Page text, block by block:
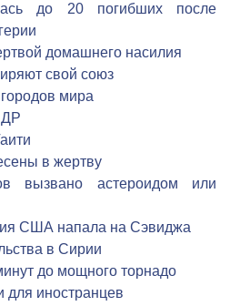
до 20 погибших после
домашнего насилия
свой союз
мира
в жертву
вызвано астероидом или
США напала на Сэвиджа
в Сирии
до мощного торнадо
для иностранцев